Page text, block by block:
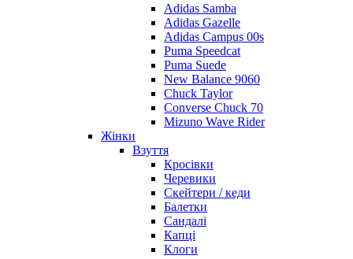
Adidas Samba
Adidas Gazelle
Adidas Campus 00s
Puma Speedcat
Puma Suede
New Balance 9060
Chuck Taylor
Converse Chuck 70
Mizuno Wave Rider
Жінки
Взуття
Кросівки
Черевики
Скейтери / кеди
Балетки
Сандалі
Капці
Клоги